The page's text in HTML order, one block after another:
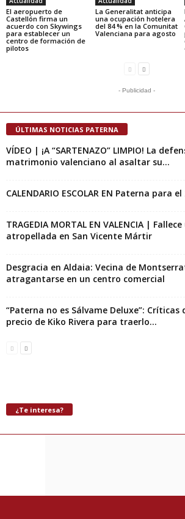
El aeropuerto de
Castellón firma un
acuerdo con Skywings
para establecer un
centro de formación de
pilotos
La Generalitat anticipa
una ocupación hotelera
del 84 % en la Comunitat
Valenciana para agosto
- Publicidad -
ÚLTIMAS NOTICIAS PATERNA
VÍDEO | ¡A “SARTENAZO” LIMPIO! La
matrimonio valenciano al asaltar su...
CALENDARIO ESCOLAR EN Paterna para
TRAGEDIA MORTAL EN VALENCIA |
atropellada en San Vicente Mártir
Desgracia en Aldaia: Vecina de
atragantarse en un centro comercial
“Paterna no es Sálvame Deluxe”: Críticas
precio de Kiko Rivera para traerlo...
¿Te interesa?